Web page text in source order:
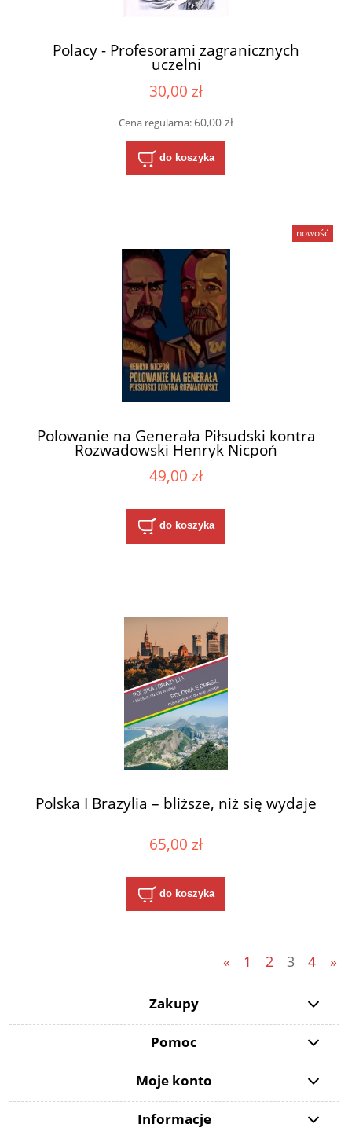
Polacy - Profesorami zagranicznych
uczelni
30,00 zł
Cena regularna:60,00 zł
do koszyka
Polowanie na Generała Piłsudski kontra
Rozwadowski Henryk Nicpoń
49,00 zł
do koszyka
nowość
Polska I Brazylia – bliższe, niż się wydaje
65,00 zł
do koszyka
« 1 2 3 4 »
Zakupy
Pomoc
Moje konto
Informacje